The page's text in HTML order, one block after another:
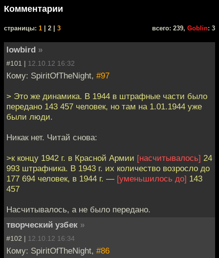
Комментарии
cтраницы: 1 | 2 | 3 всего: 239, Goblin: 3
lowbird »
#101 | 12.10.12 16:32
Кому: SpiritOfTheNight, #97
> Это же динамика. В 1944 в штрафные части было
передано 143 457 человек, но там на 1.01.1944 уже
были люди.
Никак нет. Читай снова:
>к концу 1942 г. в Красной Армии [насчитывалось] 24
993 штрафника. В 1943 г. их количество возросло до
177 694 человек, в 1944 г. — [уменьшилось до] 143
457
Насчитывалось, а не было передано.
творческий узбек »
#102 | 12.10.12 16:34
Кому: SpiritOfTheNight, #86